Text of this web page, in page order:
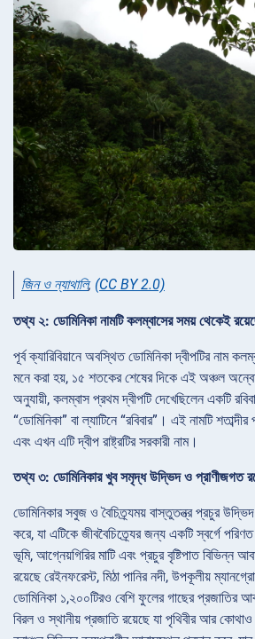
জিন ও ন্যাথালি, (CC BY 2.0)
তথ্য ২: ডোমিনিকা নামটি কলম্বাসের সময় থেকেই
পূর্ব ক্যারিবিয়ানে অবস্থিত ডোমিনিকা দ্বীপটির নাম
মনে করা হয়, ১৫ শতকের শেষের দিকে এই অঞ্চল
অনুযায়ী, কলম্বাস প্রথম দ্বীপটি দেখেছিলেন একটি
“ডোমিনিকা” বা ল্যাটিনে “রবিবার”। এই নামটি
এবং এখন এটি দ্বীপ রাষ্ট্রটির সরকারী নাম।
তথ্য ৩: ডোমিনিকার খুব সমৃদ্ধ উদ্ভিদ ও প্রাণীজগত
ডোমিনিকার সবুজ ও বৈচিত্র্যময় বাস্তুতন্ত্র প্রচুর
করে, যা এটিকে জীববৈচিত্র্যের জন্য একটি স্বর্গে
ভূমি, আগ্নেয়গিরির মাটি এবং প্রচুর বৃষ্টিপাত বিভিন্ন
রয়েছে রেইনফরেস্ট, মিঠা পানির নদী, উপকূলীয়
ডোমিনিকা ১,২০০টিরও বেশি ফুলের গাছের প্রজাতির
বিরল ও স্থানীয় প্রজাতি রয়েছে যা পৃথিবীর আর